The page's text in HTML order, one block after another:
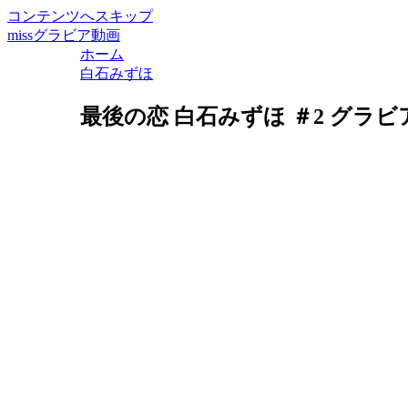
コンテンツへスキップ
missグラビア動画
ホーム
白石みずほ
最後の恋 白石みずほ ＃2 グラビ